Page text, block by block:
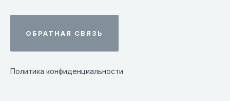
ОБРАТНАЯ СВЯЗЬ
Политика конфиденциальности